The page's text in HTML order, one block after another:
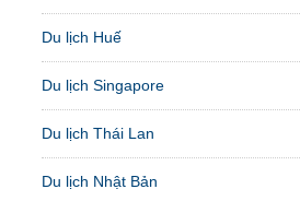
Du lịch Huế
Du lịch Singapore
Du lịch Thái Lan
Du lịch Nhật Bản